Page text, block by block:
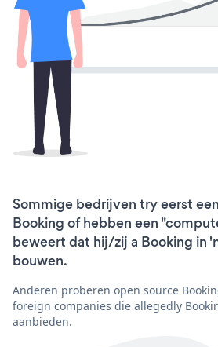
Sommige bedrijven try eerst
Booking of hebben een
beweert dat hij/zij a Booking in
bouwen.
Anderen proberen open source
foreign companies die allegedly
aanbieden.